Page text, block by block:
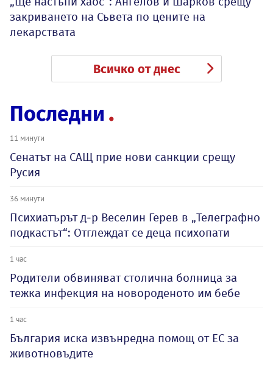
закриването на Съвета по цените на
лекарствата
Всичко от днес
Последни
11 минути
Сенатът на САЩ прие нови санкции срещу
Русия
36 минути
Психиатърът д-р Веселин Герев в „Телеграфно
подкастът“: Отглеждат се деца психопати
1 час
Родители обвиняват столична болница за
тежка инфекция на новороденото им бебе
1 час
България иска извънредна помощ от ЕС за
животновъдите